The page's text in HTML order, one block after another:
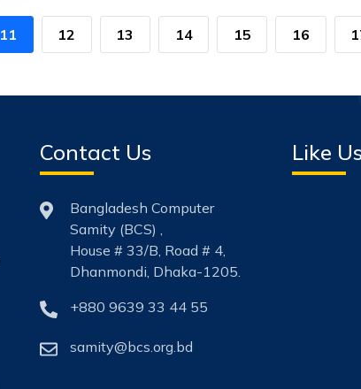
11 12 13 14 15 16
Contact Us
Bangladesh Computer
Samity (BCS) ,
House # 33/B, Road # 4,
Dhanmondi, Dhaka-1205.
+880 9639 33 44 55
samity@bcs.org.bd
Like